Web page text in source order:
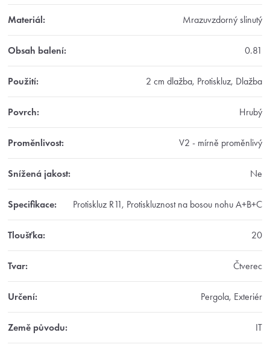
Materiál: Mrazuvzdorný slinutý
Obsah balení: 0.81
Použití: 2 cm dlažba, Protiskluz, Dlažba
Povrch: Hrubý
Proměnlivost: V2 - mírně proměnlivý
Snížená jakost: Ne
Specifikace: Protiskluz R11, Protiskluznost na bosou nohu A+B+C
Tloušťka: 20
Tvar: Čtverec
Určení: Pergola, Exteriér
Země původu: IT